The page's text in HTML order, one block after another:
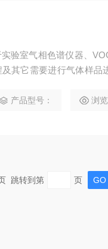
验室气相色谱仪器、
其它需要进行气体样品
产品型号： 浏
跳转到第 页